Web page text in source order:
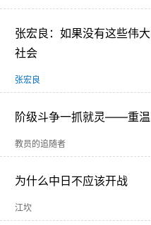
张宏良：如果没有这些伟
社会
张宏良
阶级斗争一抓就灵——重温
教员的追随者
为什么中日不应该开战
江坎